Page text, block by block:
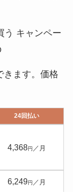
きます。価格
24回払い
4,368円 ／月
6,249円 ／月